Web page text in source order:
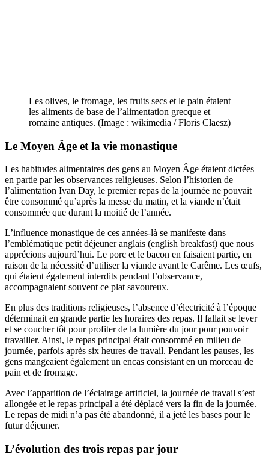
Les olives, le fromage, les fruits secs et le pain étaient
les aliments de base de l’alimentation grecque et
romaine antiques. (Image : wikimedia / Floris Claesz)
Le Moyen Âge et la vie monastique
Les habitudes alimentaires des gens au Moyen Âge étaient dictées
en partie par les observances religieuses. Selon l’historien de
l’alimentation Ivan Day, le premier repas de la journée ne pouvait
être consommé qu’après la messe du matin, et la viande n’était
consommée que durant la moitié de l’année.
L’influence monastique de ces années-là se manifeste dans
l’emblématique petit déjeuner anglais (english breakfast) que nous
apprécions aujourd’hui. Le porc et le bacon en faisaient partie, en
raison de la nécessité d’utiliser la viande avant le Carême. Les œufs,
qui étaient également interdits pendant l’observance,
accompagnaient souvent ce plat savoureux.
En plus des traditions religieuses, l’absence d’électricité à l’époque
déterminait en grande partie les horaires des repas. Il fallait se lever
et se coucher tôt pour profiter de la lumière du jour pour pouvoir
travailler. Ainsi, le repas principal était consommé en milieu de
journée, parfois après six heures de travail. Pendant les pauses, les
gens mangeaient également un encas consistant en un morceau de
pain et de fromage.
Avec l’apparition de l’éclairage artificiel, la journée de travail s’est
allongée et le repas principal a été déplacé vers la fin de la journée.
Le repas de midi n’a pas été abandonné, il a jeté les bases pour le
futur déjeuner.
L’évolution des trois repas par jour